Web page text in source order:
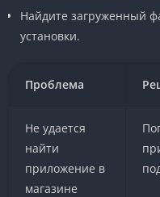
Найдите загруженный
установки.
Проблема
Не удается
найти
приложение в
магазине